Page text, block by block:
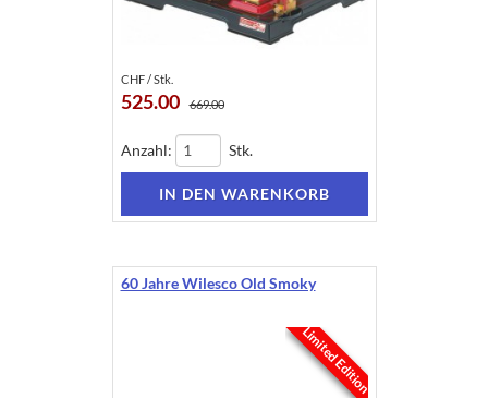
CHF / Stk.
525.00 669.00
Anzahl: Stk.
60 Jahre Wilesco Old Smoky
Limited Edition